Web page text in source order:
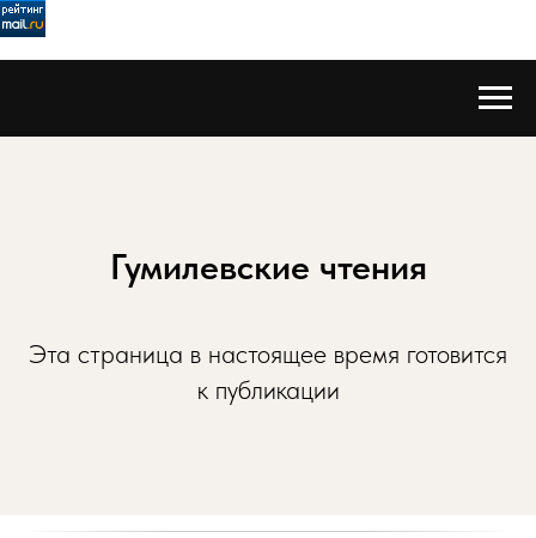
Гумилевские чтения
Эта страница в настоящее время готовится
к публикации